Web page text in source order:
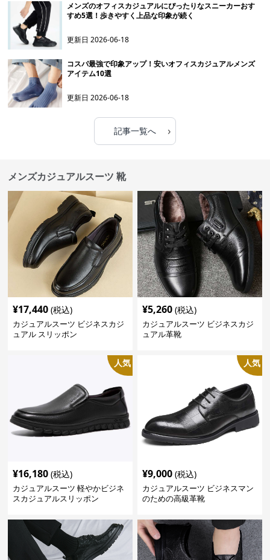
メンズのオフィスカジュアルにぴったりなスニーカーおす
すめ5選！歩きやすく上品な印象が続く
更新日2026-06-18
コスパ最強で印象アップ！安いオフィスカジュアルメンズ
アイテム10選
更新日2026-06-18
記事一覧へ ›
メンズカジュアルスーツ 靴
¥17,440 (税込)
カジュアルスーツ ビジネスカジ
ュアル スリッポン
¥5,260 (税込)
カジュアルスーツ ビジネスカジ
ュアル革靴
人気
¥16,180 (税込)
カジュアルスーツ 軽やかビジネ
スカジュアルスリッポン
人気
¥9,000 (税込)
カジュアルスーツ ビジネスマン
のための高級革靴